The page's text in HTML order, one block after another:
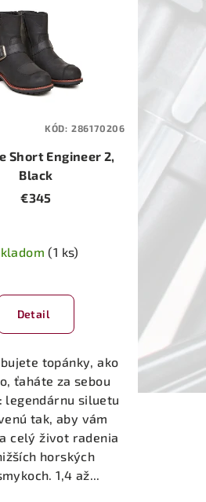
Short Engineer 2,
Black
€345
(1 ks)
Detail
topánky, ako
ťaháte za sebou
legendárnu siluetu
tak, aby vám
celý život radenia
horských
1,4 až...
KÓD: 286170206